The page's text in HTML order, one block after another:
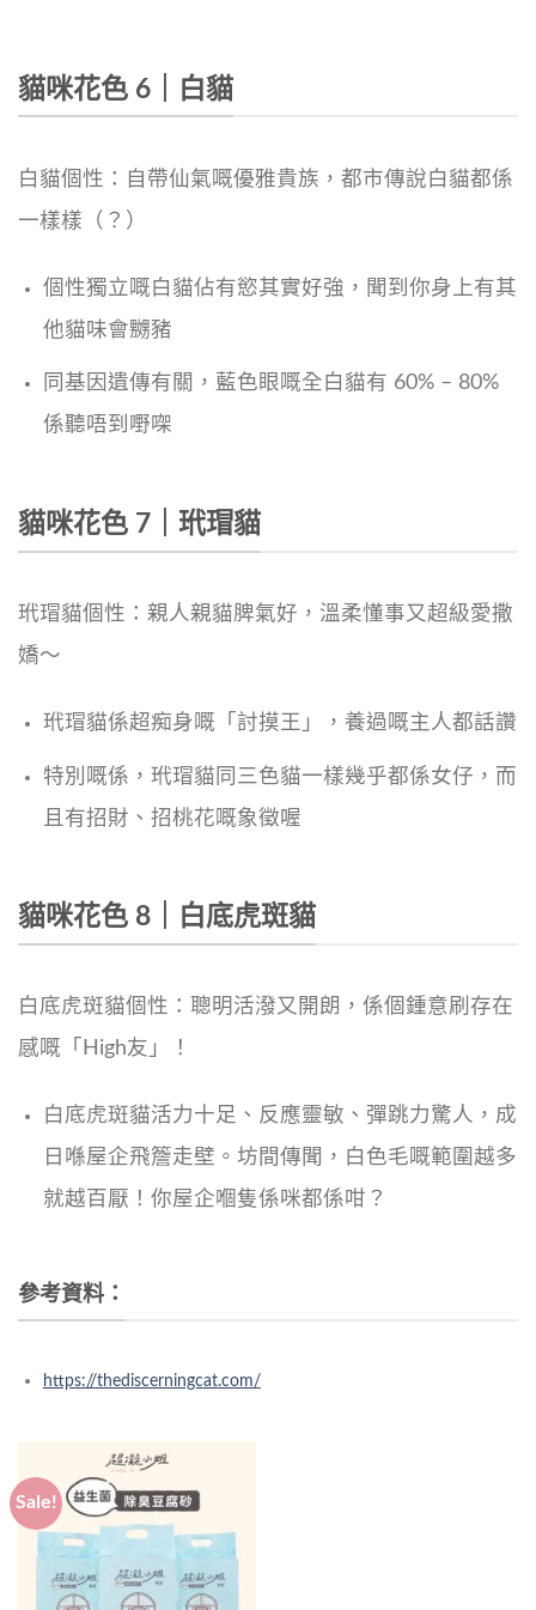
貓咪花色 6｜白貓
白貓個性：自帶仙氣嘅優雅貴族，都市傳說白貓都係
一樣樣（？）
個性獨立嘅白貓佔有慾其實好強，聞到你身上有其
他貓味會嬲豬
同基因遺傳有關，藍色眼嘅全白貓有 60% – 80%
係聽唔到嘢㗎
貓咪花色 7｜玳瑁貓
玳瑁貓個性：親人親貓脾氣好，溫柔懂事又超級愛撒
嬌～
玳瑁貓係超痴身嘅「討摸王」，養過嘅主人都話讚
特別嘅係，玳瑁貓同三色貓一樣幾乎都係女仔，而
且有招財、招桃花嘅象徵喔
貓咪花色 8｜白底虎斑貓
白底虎斑貓個性：聰明活潑又開朗，係個鍾意刷存在
感嘅「High友」！
白底虎斑貓活力十足、反應靈敏、彈跳力驚人，成
日喺屋企飛簷走壁。坊間傳聞，白色毛嘅範圍越多
就越百厭！你屋企嗰隻係咪都係咁？
參考資料：
https://thediscerningcat.com/
Sale!